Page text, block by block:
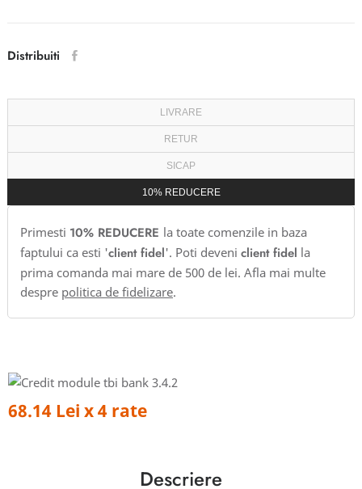
Distribuiti
LIVRARE
RETUR
SICAP
10% REDUCERE
Primesti 10% REDUCERE la toate comenzile in baza
faptului ca esti 'client fidel'. Poti deveni client fidel la
prima comanda mai mare de 500 de lei. Afla mai multe
despre politica de fidelizare.
68.14 Lei x 4 rate
Descriere